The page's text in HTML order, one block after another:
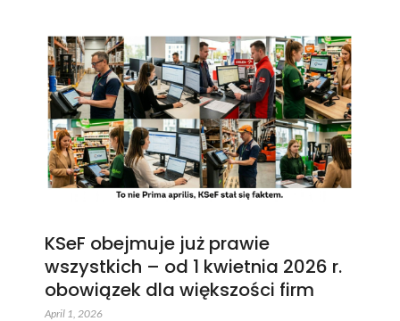
KSeF obejmuje już prawie
wszystkich – od 1 kwietnia 2026 r.
obowiązek dla większości firm
April 1, 2026